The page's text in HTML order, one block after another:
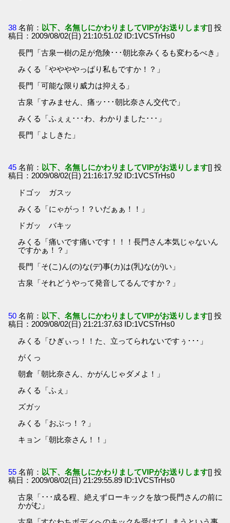
38 名前： 以下、名無しにかわりましてVIPがお送りします[] 投
稿日：2009/08/02(日) 21:10:51.02 ID:1VCSTrHs0
長門「古泉一樹の足が危険･･･朝比奈みくるも変わるべき」
みくる「ややややっぱり私もですか！？」
長門「可能な限り威力は抑える」
古泉「すみません、痛ッ･･･朝比奈さん交代で」
みくる「ふぇぇ･･･わ、わかりました･･･」
長門「よしきた」
45 名前： 以下、名無しにかわりましてVIPがお送りします[] 投
稿日：2009/08/02(日) 21:16:17.92 ID:1VCSTrHs0
ドゴッ ガスッ
みくる「にゃがっ！？いだぁぁ！！」
ドガッ バキッ
みくる「痛いです痛いです！！！長門さん本気じゃないん
ですかぁ！？」
長門「そ(こ)ん(の)な(デ)事(カ)は(乳)な(が)い」
古泉「それどうやって発音してるんですか？」
50 名前： 以下、名無しにかわりましてVIPがお送りします[] 投
稿日：2009/08/02(日) 21:21:37.63 ID:1VCSTrHs0
みくる「ひぎぃっ！！た、立ってられないですぅ･･･」
がくっ
朝倉「朝比奈さん、かがんじゃダメよ！」
みくる「ふぇ」
ズガッ
みくる「おぶっ！？」
キョン「朝比奈さん！！」
55 名前： 以下、名無しにかわりましてVIPがお送りします[] 投
稿日：2009/08/02(日) 21:29:55.89 ID:1VCSTrHs0
古泉「･･･成る程、絶えずローキックを放つ長門さんの前に
かがむ」